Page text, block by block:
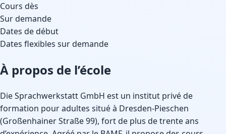
Cours dès
Sur demande
Dates de début
Dates flexibles sur demande
À propos de l’école
Die Sprachwerkstatt GmbH est un institut privé de
formation pour adultes situé à Dresden-Pieschen
(Großenhainer Straße 99), fort de plus de trente ans